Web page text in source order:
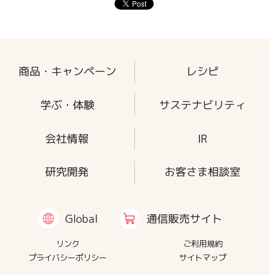
商品・キャンペーン レシピ
学ぶ・体験 サステナビリティ
会社情報 IR
研究開発 お客さま相談室
Global 通信販売サイト
リンク
ご利用規約
プライバシーポリシー
サイトマップ